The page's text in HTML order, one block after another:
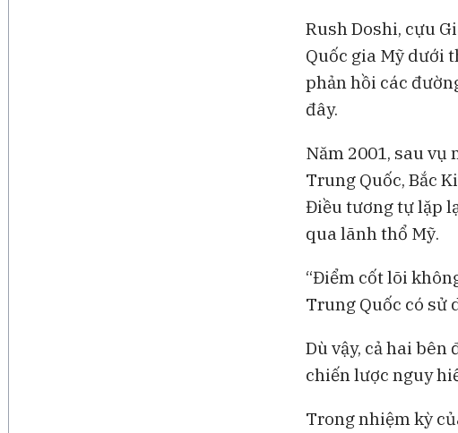
Rush Doshi, cựu
Quốc gia Mỹ dưới
phản hồi các
đây.
Năm 2001, sau vụ
Trung Quốc, Bắc
Điều tương tự lặp
qua lãnh thổ Mỹ.
“Điểm cốt lõi
Trung Quốc có sử
Dù vậy, cả hai
chiến lược nguy
Trong nhiệm kỳ